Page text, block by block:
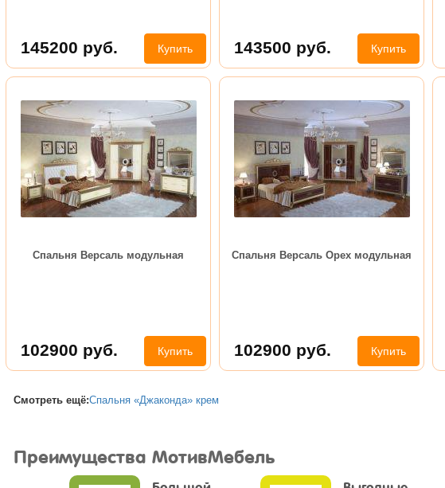
145200 руб. Купить 143500 руб. Купить
Спальня Версаль модульная
102900 руб. Купить
Спальня Версаль Орех модульная
102900 руб. Купить
Смотреть ещё:Спальня «Джаконда» крем
Преимущества МотивМебель